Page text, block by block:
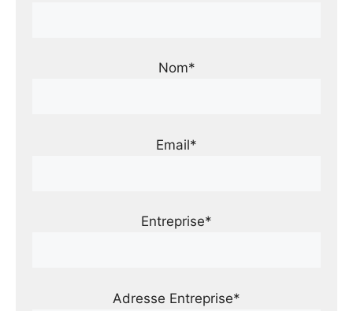
Nom*
Email*
Entreprise*
Adresse Entreprise*